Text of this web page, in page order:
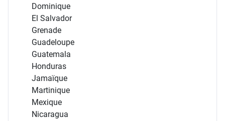
Dominique
El Salvador
Grenade
Guadeloupe
Guatemala
Honduras
Jamaïque
Martinique
Mexique
Nicaragua